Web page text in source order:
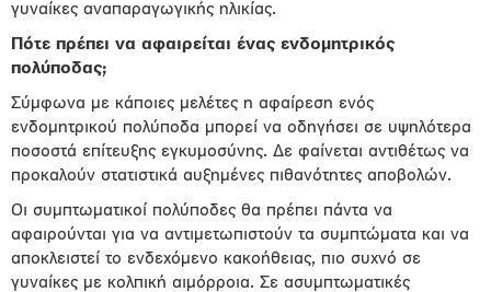
γυναίκες αναπαραγωγικής ηλικίας.
Πότε πρέπει να αφαιρείται ένας ενδομητρικός
πολύποδας;
Σύμφωνα με κάποιες μελέτες η αφαίρεση ενός
ενδομητρικού πολύποδα μπορεί να οδηγήσει σε υψηλότερα
ποσοστά επίτευξης εγκυμοσύνης. Δε φαίνεται αντιθέτως να
προκαλούν στατιστικά αυξημένες πιθανότητες αποβολών.
Οι συμπτωματικοί πολύποδες θα πρέπει πάντα να
αφαιρούνται για να αντιμετωπιστούν τα συμπτώματα και να
αποκλειστεί το ενδεχόμενο κακοήθειας, πιο συχνό σε
γυναίκες με κολπική αιμόρροια. Σε ασυμπτωματικές